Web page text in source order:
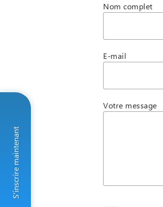
Nom complet
E-mail
Votre message
S'inscrire maintenant